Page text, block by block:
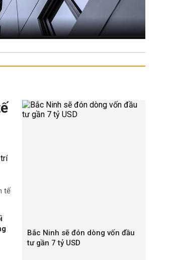
tế
Bắc Ninh sẽ đón dòng vốn đầu
tư gần 7 tỷ USD